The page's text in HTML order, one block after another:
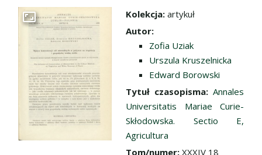
Przejdź do zbioru
Kolekcja: artykuł
Autor:
Zofia Uziak
Urszula Kruszelnicka
Edward Borowski
Tytuł czasopisma: Annales
Universitatis Mariae Curie-
Skłodowska. Sectio E,
Agricultura
Tom/numer: XXXIV 18